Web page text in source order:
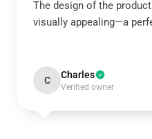
The design of the
visually appealing—a
C Charles
Verified owner